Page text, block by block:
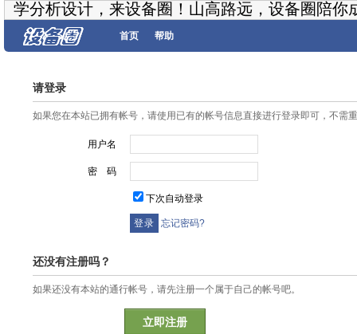
学分析设计，来设备圈！山高路远，设备圈陪你
首页 帮助
请登录
如果您在本站已拥有帐号，请使用已有的帐号信息直接进行登录即可，不需
用户名
密 码
下次自动登录
忘记密码?
还没有注册吗？
如果还没有本站的通行帐号，请先注册一个属于自己的帐号吧。
立即注册